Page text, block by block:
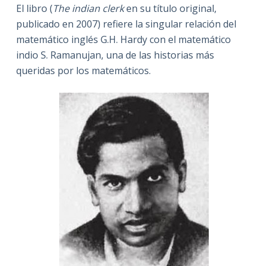
El libro (The indian clerken su título original,
publicado en 2007) refiere la singular relación del
matemático inglés G.H. Hardy con el matemático
indio S. Ramanujan, una de las historias más
queridas por los matemáticos.